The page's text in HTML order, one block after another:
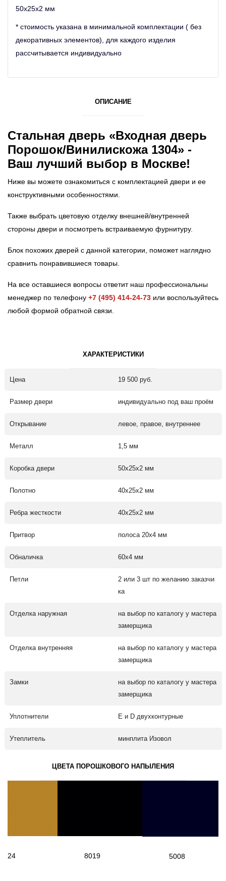
50х25х2 мм
* стоимость указана в минимальной комплектации ( без
декоративных элементов), для каждого изделия
рассчитывается индивидуально
ОПИСАНИЕ
Стальная дверь «Входная дверь
Порошок/Винилискожа 1304» -
Ваш лучший выбор в Москве!
Ниже вы можете ознакомиться с комплектацией двери и ее
конструктивными особенностями.
Также выбрать цветовую отделку внешней/внутренней
стороны двери и посмотреть встраиваемую фурнитуру.
Блок похожих дверей с данной категории, поможет наглядно
сравнить понравившиеся товары.
На все оставшиеся вопросы ответит наш профессиональны
менеджер по телефону +7 (495) 414-24-73 или воспользуйтесь
любой формой обратной связи.
ХАРАКТЕРИСТИКИ
Цена 19 500 руб.
Размер двери индивидуально под ваш проём
Открывание левое, правое, внутреннее
Металл 1,5 мм
Коробка двери 50х25х2 мм
Полотно 40х25х2 мм
Ребра жесткости 40х25х2 мм
Притвор полоса 20х4 мм
Обналичка 60х4 мм
Петли
2 или 3 шт по желанию заказчи
ка
Отделка наружная
на выбор по каталогу у мастера
замерщика
Отделка внутренняя
на выбор по каталогу у мастера
замерщика
Замки
на выбор по каталогу у мастера
замерщика
Уплотнители Е и D двухконтурные
Утеплитель минплита Изовол
ЦВЕТА ПОРОШКОВОГО НАПЫЛЕНИЯ
1024 8019 5008